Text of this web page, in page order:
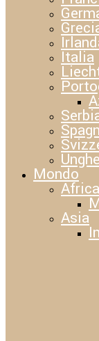
Italia
Mondo
Africa
Asia